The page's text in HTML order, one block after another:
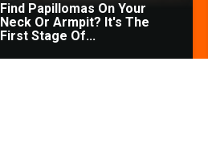
Find Papillomas On Your
Neck Or Armpit? It's The
First Stage Of...